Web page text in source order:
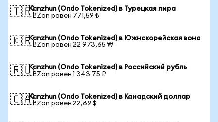
🇹🇷Kanzhun (Ondo Tokenized) в Турецкая лира
1 BZon равен 771,59 ₺
🇰🇷Kanzhun (Ondo Tokenized) в Южнокорейская вона
1 BZon равен 22 973,65 ₩
🇷🇺Kanzhun (Ondo Tokenized) в Российский рубль
1 BZon равен 1 343,75 ₽
🇨🇦Kanzhun (Ondo Tokenized) в Канадский доллар
1 BZon равен 22,69 $